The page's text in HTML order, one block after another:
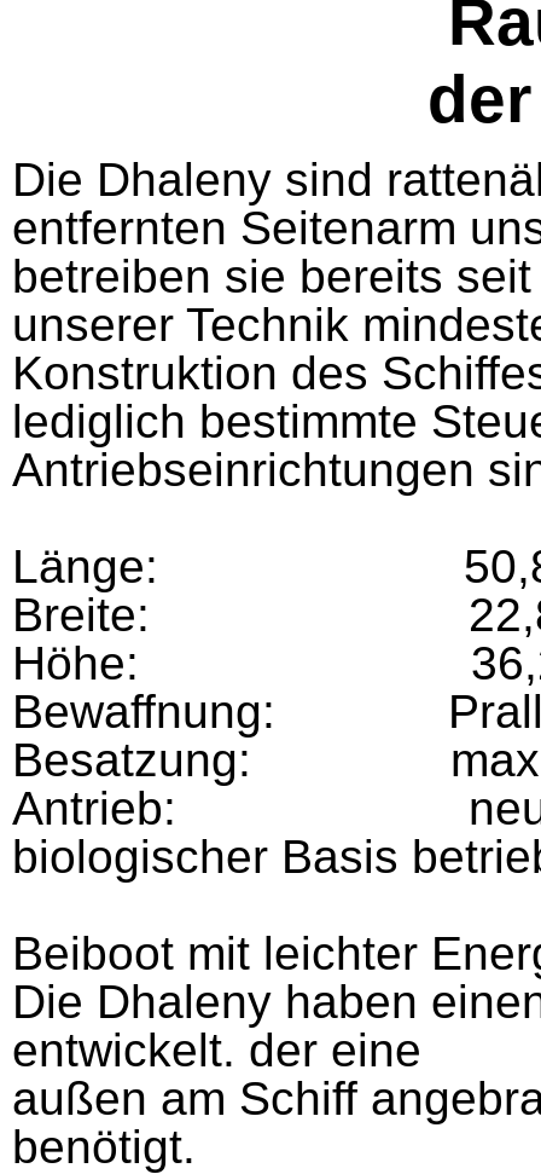
Die Dhaleny sind
entfernten Seitenarm
betreiben sie bereits
unserer Technik
Konstruktion des
lediglich bestimmte
Antriebseinrichtungen
Länge:
Breite:
Höhe:
Bewaffnung:
Besatzung:
Antrieb:
biologischer Basis
Beiboot mit leichter
Die Dhaleny haben
entwickelt. der eine
außen am Schiff
benötigt.